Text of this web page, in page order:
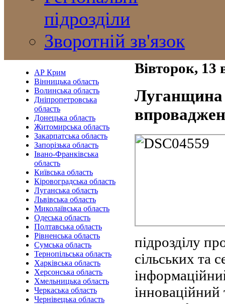
підрозділи
Зворотній зв'язок
АР Крим
Вінницька область
Волинська область
Дніпропетровська
область
Донецька область
Житомирська область
Закарпатська область
Запорізька область
Івано-Франківська
область
Київська область
Кіровоградська область
Луганська область
Львівська область
Миколаївська область
Одеська область
Полтавська область
Рівненська область
Сумська область
Тернопільська область
Харківська область
Херсонська область
Хмельницька область
Черкаська область
Чернівецька область
Вівторок, 13
Луганщина
підрозділу
сільських та
інноваційний